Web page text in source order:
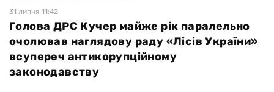
31 липня 11:42
Голова ДРС Кучер майже рік паралельно
очолював наглядову раду «Лісів України»
всупереч антикорупційному
законодавству